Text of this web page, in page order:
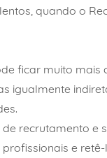
quando o
ficar muito mais
igualmente
recrutamento e
e